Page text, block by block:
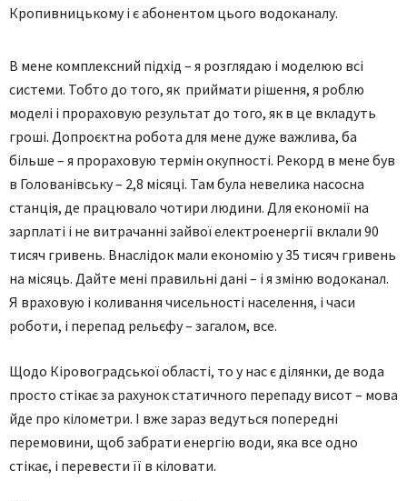
Кропивницькому і є абонентом цього водоканалу.
В мене комплексний підхід – я розглядаю і моделюю всі
системи. Тобто до того, як приймати рішення, я роблю
моделі і прораховую результат до того, як в це вкладуть
гроші. Допроєктна робота для мене дуже важлива, ба
більше – я прораховую термін окупності. Рекорд в мене був
в Голованівську – 2,8 місяці. Там була невелика насосна
станція, де працювало чотири людини. Для економії на
зарплаті і не витрачанні зайвої електроенергії вклали 90
тисяч гривень. Внаслідок мали економію у 35 тисяч гривень
на місяць. Дайте мені правильні дані – і я зміню водоканал.
Я враховую і коливання чисельності населення, і часи
роботи, і перепад рельєфу – загалом, все.
Щодо Кіровоградської області, то у нас є ділянки, де вода
просто стікає за рахунок статичного перепаду висот – мова
йде про кілометри. І вже зараз ведуться попередні
перемовини, щоб забрати енергію води, яка все одно
стікає, і перевести її в кіловати.